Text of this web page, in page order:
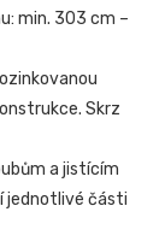
min. 303 cm –
Skrz
a jistícím
jednotlivé části